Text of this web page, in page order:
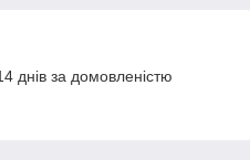
днів за домовленістю